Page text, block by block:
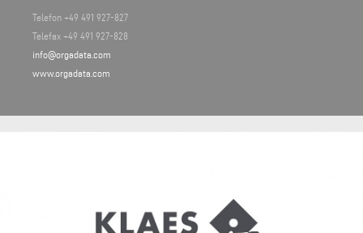
Telefon +49 491 927-827
Telefax +49 491 927-828
info@orgadata.com
www.orgadata.com